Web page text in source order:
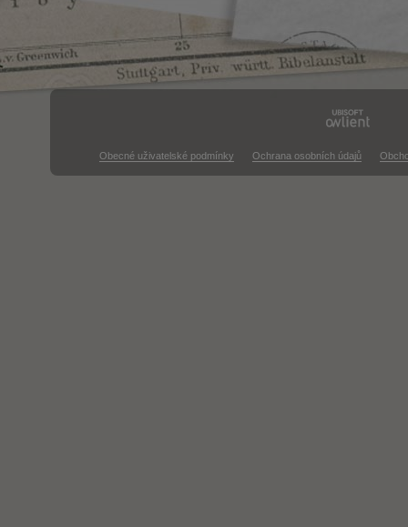
Obecné uživatelské podmínky Ochrana osobních údajů